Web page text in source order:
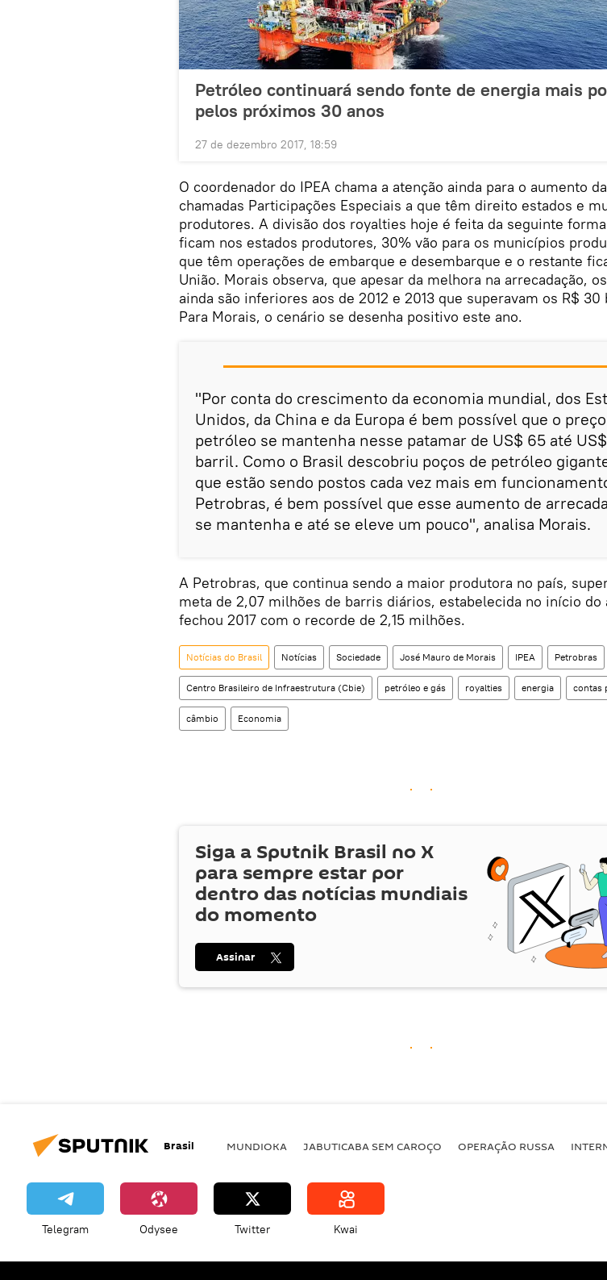
Petróleo continuará sendo fonte de energia mais
pelos próximos 30 anos
27 de dezembro 2017, 18:59
O coordenador do IPEA chama a atenção ainda para o aumento
chamadas Participações Especiais a que têm direito estados e
produtores. A divisão dos royalties hoje é feita da seguinte
ficam nos estados produtores, 30% vão para os municípios
que têm operações de embarque e desembarque e o restante
União. Morais observa, que apesar da melhora na arrecadação,
ainda são inferiores aos de 2012 e 2013 que superavam os R$ 30
Para Morais, o cenário se desenha positivo este ano.
"Por conta do crescimento da economia mundial, dos
Unidos, da China e da Europa é bem possível que o
petróleo se mantenha nesse patamar de US$ 65 até
barril. Como o Brasil descobriu poços de petróleo
que estão sendo postos cada vez mais em
Petrobras, é bem possível que esse aumento de
se mantenha e até se eleve um pouco", analisa Morais.
A Petrobras, que continua sendo a maior produtora no país,
meta de 2,07 milhões de barris diários, estabelecida no início do
fechou 2017 com o recorde de 2,15 milhões.
Notícias do Brasil Notícias Sociedade José Mauro de Morais IPEA Petrobras
Centro Brasileiro de Infraestrutura (Cbie) petróleo e gás royalties energia contas
câmbio Economia
Siga a Sputnik Brasil noX
para sempre estar por
dentro das notícias mundiais
do momento
Assinar
Brasil MUNDIOKA JABUTICABA SEM CAROÇO OPERAÇÃO RUSSA
Telegram Odysee Twitter Kwai